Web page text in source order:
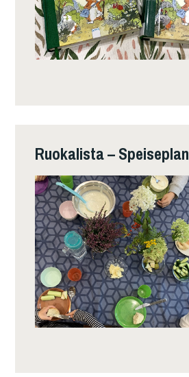
Ruokalista – Speiseplan